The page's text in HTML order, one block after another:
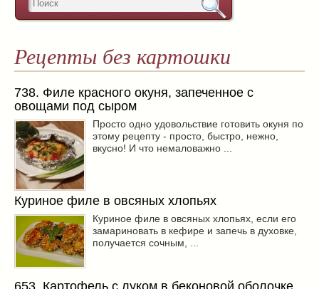
Рецепты без картошки
738. Филе красного окуня, запеченное с
овощами под сыром
Просто одно удовольствие готовить окуня по
этому рецепту - просто, быстро, нежно,
вкусно! И что немаловажно ...
Куриное филе в овсяных хлопьях
Куриное филе в овсяных хлопьях, если его
замариновать в кефире и запечь в духовке,
получается сочным, ...
653. Картофель с луком в беконовой оболочке